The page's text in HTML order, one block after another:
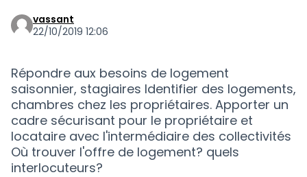
vassant
22/10/2019 12:06
Répondre aux besoins de logement
saisonnier, stagiaires Identifier des logements,
chambres chez les propriétaires. Apporter un
cadre sécurisant pour le propriétaire et
locataire avec l'intermédiaire des collectivités
Où trouver l'offre de logement? quels
interlocuteurs?